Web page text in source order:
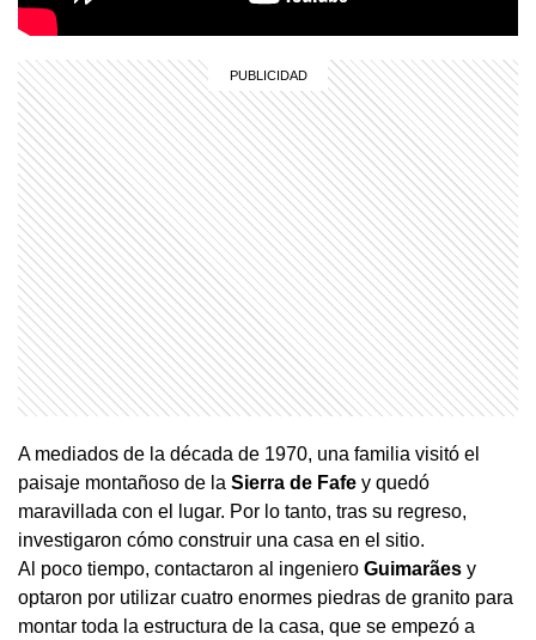
A mediados de la década de 1970, una familia visitó el
paisaje montañoso de la Sierra de Fafe y quedó
maravillada con el lugar. Por lo tanto, tras su regreso,
investigaron cómo construir una casa en el sitio.
Al poco tiempo, contactaron al ingeniero Guimarães y
optaron por utilizar cuatro enormes piedras de granito para
montar toda la estructura de la casa, que se empezó a